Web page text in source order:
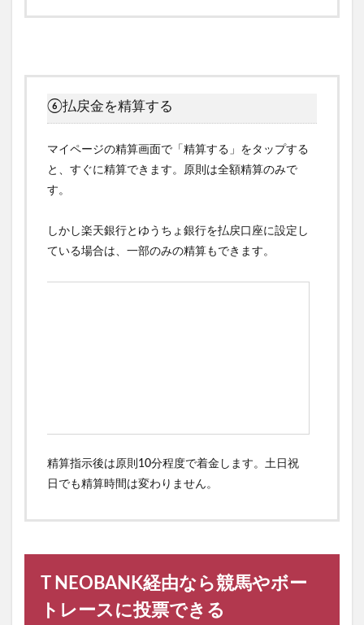
⑥払戻金を精算する
マイページの精算画面で「精算する」をタップする
と、すぐに精算できます。原則は全額精算のみで
す。
しかし楽天銀行とゆうちょ銀行を払戻口座に設定し
ている場合は、一部のみの精算もできます。
精算指示後は原則10分程度で着金します。土日祝
日でも精算時間は変わりません。
T NEOBANK経由なら競馬やボー
トレースに投票できる